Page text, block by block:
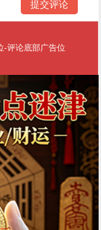
-评论底部广告位